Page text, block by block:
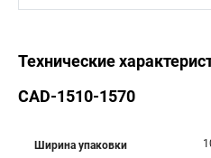
Технические
CAD-1510-1570
Ширина упаковки